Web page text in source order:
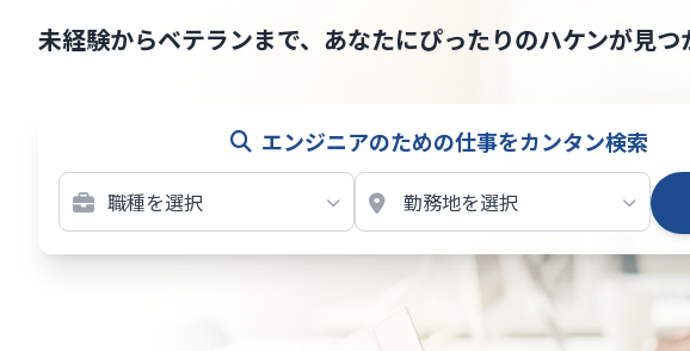
未経験からベテランまで、あなたにぴったりのハケンが見つ
エンジニアのための仕事をカンタン検索